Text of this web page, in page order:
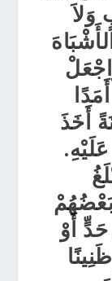
أَخَذَ
أَوْ